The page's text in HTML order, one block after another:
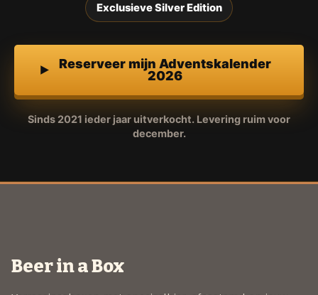
Exclusieve Silver Edition
Reserveer mijn Adventskalender
2026
Sinds 2021 ieder jaar uitverkocht. Levering ruim voor
december.
Beer in a Box